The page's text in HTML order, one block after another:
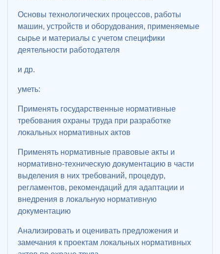
Основы технологических процессов, работы
машин, устройств и оборудования, применяемые
сырье и материалы с учетом специфики
деятельности работодателя
и др.
уметь:
Применять государственные нормативные
требования охраны труда при разработке
локальных нормативных актов
Применять нормативные правовые акты и
нормативно-техническую документацию в части
выделения в них требований, процедур,
регламентов, рекомендаций для адаптации и
внедрения в локальную нормативную
документацию
Анализировать и оценивать предложения и
замечания к проектам локальных нормативных